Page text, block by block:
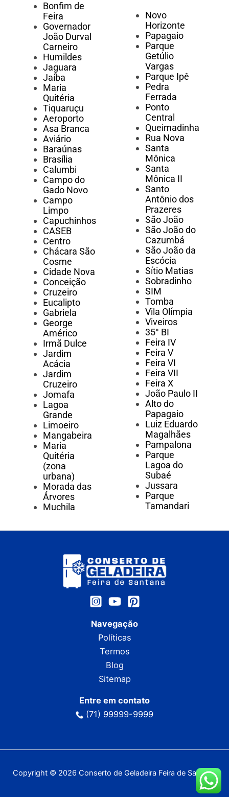
Bonfim de
Feira
Governador
João Durval
Carneiro
Humildes
Jaguara
Jaíba
Maria
Quitéria
Tiquaruçu
Aeroporto
Asa Branca
Aviário
Baraúnas
Brasília
Calumbi
Campo do
Gado Novo
Campo
Limpo
Capuchinhos
CASEB
Centro
Chácara São
Cosme
Cidade Nova
Conceição
Cruzeiro
Eucalipto
Gabriela
George
Américo
Irmã Dulce
Jardim
Acácia
Jardim
Cruzeiro
Jomafa
Lagoa
Grande
Limoeiro
Mangabeira
Maria
Quitéria
(zona
urbana)
Morada das
Árvores
Muchila
Novo
Horizonte
Papagaio
Parque
Getúlio
Vargas
Parque Ipê
Pedra
Ferrada
Ponto
Central
Queimadinha
Rua Nova
Santa
Mônica
Santa
Mônica II
Santo
Antônio dos
Prazeres
São João
São João do
Cazumbá
São João da
Escócia
Sítio Matias
Sobradinho
SIM
Tomba
Vila Olímpia
Viveiros
35° BI
Feira IV
Feira V
Feira VI
Feira VII
Feira X
João Paulo II
Alto do
Papagaio
Luiz Eduardo
Magalhães
Pampalona
Parque
Lagoa do
Subaé
Jussara
Parque
Tamandari
Navegação
Políticas
Termos
Blog
Sitemap
Entre em contato
(71) 99999-9999
Copyright © 2026 Conserto de Geladeira Feira de Santana